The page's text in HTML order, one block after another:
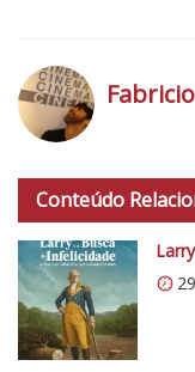
t
p
s
:
/
/
Conteúdo